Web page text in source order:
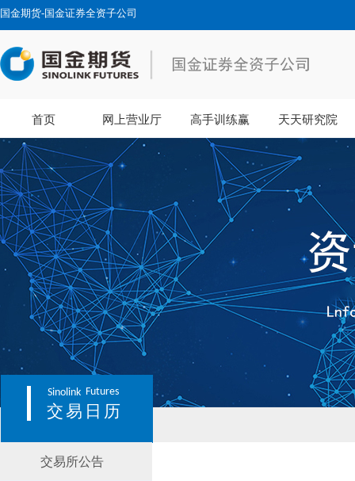
国金期货-国金证券全资子公司
首页 网上营业厅 高手训练赢 天天研究院
Sinolink Futures
交易日历
交易所公告